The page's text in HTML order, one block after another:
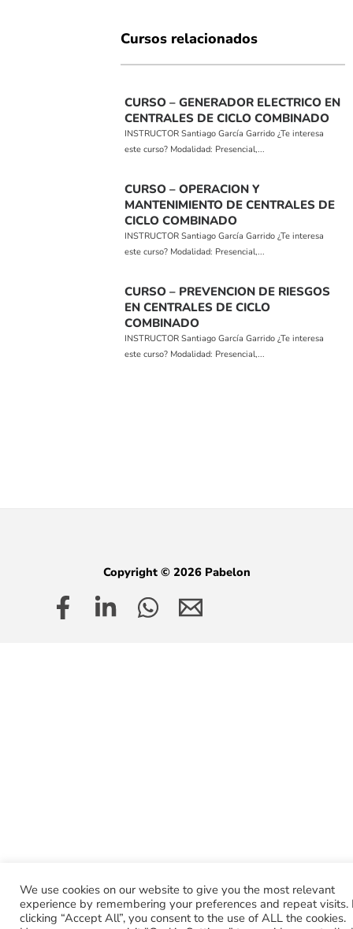
Cursos relacionados
CURSO – GENERADOR ELECTRICO EN
CENTRALES DE CICLO COMBINADO
INSTRUCTOR Santiago García Garrido ¿Te interesa
este curso? Modalidad: Presencial,...
CURSO – OPERACION Y
MANTENIMIENTO DE CENTRALES DE
CICLO COMBINADO
INSTRUCTOR Santiago García Garrido ¿Te interesa
este curso? Modalidad: Presencial,...
CURSO – PREVENCION DE RIESGOS
EN CENTRALES DE CICLO
COMBINADO
INSTRUCTOR Santiago García Garrido ¿Te interesa
este curso? Modalidad: Presencial,...
Copyright © 2026 Pabelon
We use cookies on our website to give you the most relevant
experience by remembering your preferences and repeat visits.
clicking “Accept All”, you consent to the use of ALL the cookies.